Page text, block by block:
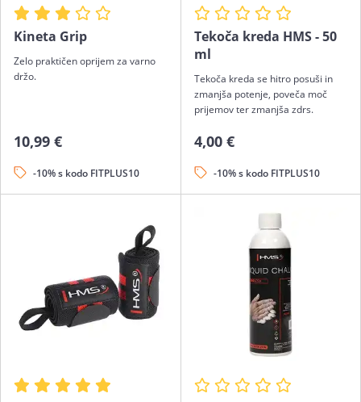
Kineta Grip
Zelo praktičen oprijem za varno
držo.
10,99 €
-10% s kodo FITPLUS10
Tekoča kreda HMS - 50
ml
Tekoča kreda se hitro posuši in
zmanjša potenje, poveča moč
prijemov ter zmanjša zdrs.
4,00 €
-10% s kodo FITPLUS10